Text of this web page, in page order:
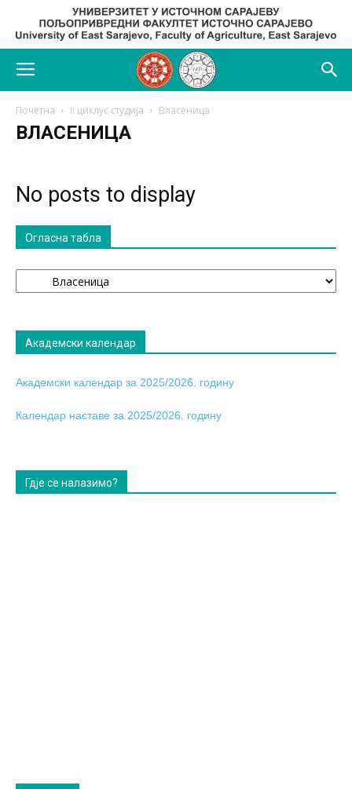
Почетна II циклус студија Власеница
ВЛАСЕНИЦА
No posts to display
Огласна табла
Огласна
Академски календар
Академски календар за 2025/2026. годину
Календар наставе за 2025/2026. годину
Гдје се налазимо?